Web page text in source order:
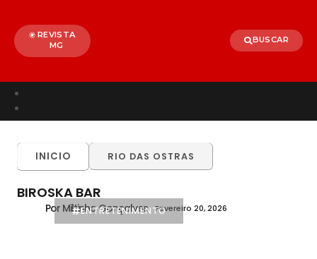
REVISTA
MG
BUSCAR
ALÉM PARAÍBA
BRASIL
ENTRETENIMENTO
INICIO RIO DAS OSTRAS
BIROSKA BAR
Por Miltinho Gonçalves Fevereiro 20, 2026